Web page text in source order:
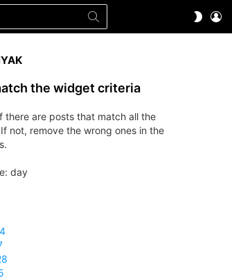
the widget criteria
there are posts that match all the
not, remove the wrong ones in the
day